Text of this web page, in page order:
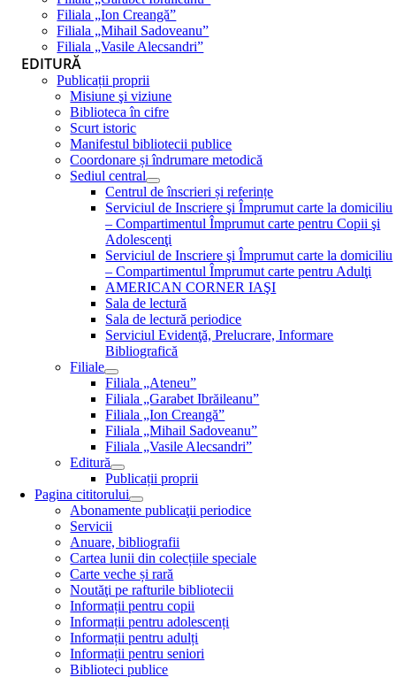
Filiala „Ion Creangă”
Filiala „Mihail Sadoveanu”
Filiala „Vasile Alecsandri”
EDITURĂ
Publicații proprii
Misiune şi viziune
Biblioteca în cifre
Scurt istoric
Manifestul bibliotecii publice
Coordonare și îndrumare metodică
Sediul central
Centrul de înscrieri și referințe
Serviciul de Inscriere şi Împrumut carte la domiciliu
– Compartimentul Împrumut carte pentru Copii şi
Adolescenţi
Serviciul de Inscriere şi Împrumut carte la domiciliu
– Compartimentul Împrumut carte pentru Adulţi
AMERICAN CORNER IAŞI
Sala de lectură
Sala de lectură periodice
Serviciul Evidenţă, Prelucrare, Informare
Bibliografică
Filiale
Filiala „Ateneu”
Filiala „Garabet Ibrăileanu”
Filiala „Ion Creangă”
Filiala „Mihail Sadoveanu”
Filiala „Vasile Alecsandri”
Editură
Publicații proprii
Pagina cititorului
Abonamente publicaţii periodice
Servicii
Anuare, bibliografii
Cartea lunii din colecțiile speciale
Carte veche și rară
Noutăţi pe rafturile bibliotecii
Informații pentru copii
Informații pentru adolescenți
Informații pentru adulți
Informații pentru seniori
Biblioteci publice